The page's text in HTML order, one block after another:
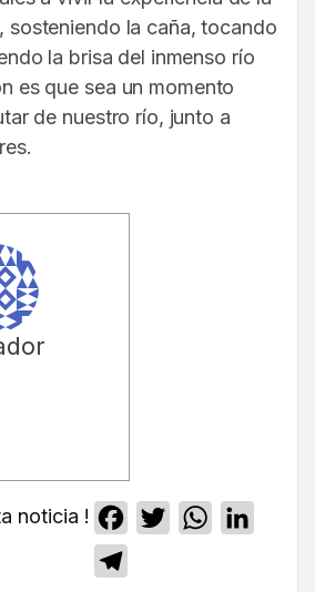
sosteniendo la caña, tocando
la brisa del inmenso río
es que sea un momento
de nuestro río, junto a
noticia ! Facebook
TwitterWhatsApp